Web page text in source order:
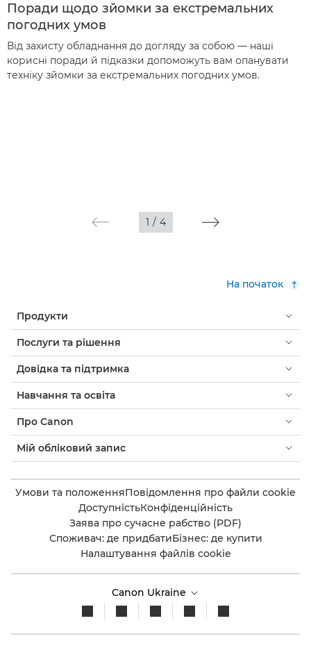
Поради щодо зйомки за екстремальних
погодних умов
Від захисту обладнання до догляду за собою — наші
корисні поради й підказки допоможуть вам опанувати
техніку зйомки за екстремальних погодних умов.
1 / 4
На початок
Продукти
Послуги та рішення
Довідка та підтримка
Навчання та освіта
Про Canon
Мій обліковий запис
Умови та положенняПовідомлення про файли cookie
ДоступністьКонфіденційність
Заява про сучасне рабство (PDF)
Споживач: де придбатиБізнес: де купити
Налаштування файлів cookie
Canon Ukraine